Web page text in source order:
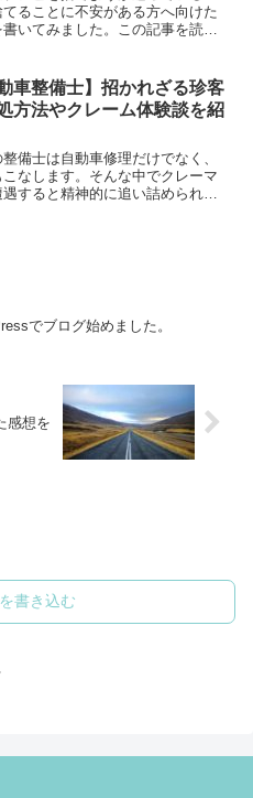
ることに不安がある方へ向けた
いてみました。この記事を読ん
と思います。
動車整備士】招かれざる珍客
方法やクレーム体験談を紹
備士は自動車修理だけでなく、
なします。そんな中でクレーマ
遇すると精神的に追い詰められま
でブログ始めました。
感想を
書き込む